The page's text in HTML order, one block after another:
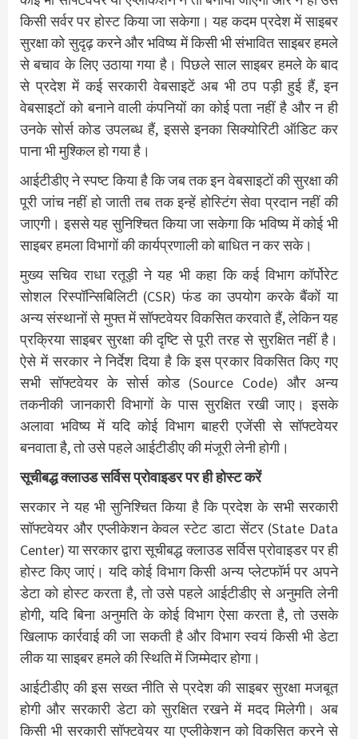
किसी सर्वर पर होस्ट किया जा सकेगा। यह कदम प्रदेश में साइबर
सुरक्षा को सुदृढ़ करने और भविष्य में किसी भी संभावित साइबर हमले
से बचाव के लिए उठाया गया है। पिछले साल साइबर हमले के बाद
से प्रदेश में कई सरकारी वेबसाइटें अब भी ठप पड़ी हुई हैं, इन
वेबसाइटों को बनाने वाली कंपनियों का कोई पता नहीं है और न ही
उनके सोर्स कोड उपलब्ध हैं, इससे इनका सिक्योरिटी ऑडिट कर
पाना भी मुश्किल हो गया है।
आईटीडीए ने स्पष्ट किया है कि जब तक इन वेबसाइटों की सुरक्षा की
पूरी जांच नहीं हो जाती तब तक इन्हें होस्टिंग सेवा प्रदान नहीं की
जाएगी। इससे यह सुनिश्चित किया जा सकेगा कि भविष्य में कोई भी
साइबर हमला विभागों की कार्यप्रणाली को बाधित न कर सके।
मुख्य सचिव राधा रतूड़ी ने यह भी कहा कि कई विभाग कॉर्पोरेट
सोशल रिस्पॉन्सिबिलिटी (CSR) फंड का उपयोग करके बैंकों या
अन्य संस्थानों से मुफ्त में सॉफ्टवेयर विकसित करवाते हैं, लेकिन यह
प्रक्रिया साइबर सुरक्षा की दृष्टि से पूरी तरह से सुरक्षित नहीं है।
ऐसे में सरकार ने निर्देश दिया है कि इस प्रकार विकसित किए गए
सभी सॉफ्टवेयर के सोर्स कोड (Source Code) और अन्य
तकनीकी जानकारी विभागों के पास सुरक्षित रखी जाए। इसके
अलावा भविष्य में यदि कोई विभाग बाहरी एजेंसी से सॉफ्टवेयर
बनवाता है, तो उसे पहले आईटीडीए की मंजूरी लेनी होगी।
सूचीबद्ध क्लाउड सर्विस प्रोवाइडर पर ही होस्ट करें
सरकार ने यह भी सुनिश्चित किया है कि प्रदेश के सभी सरकारी
सॉफ्टवेयर और एप्लीकेशन केवल स्टेट डाटा सेंटर (State Data
Center) या सरकार द्वारा सूचीबद्ध क्लाउड सर्विस प्रोवाइडर पर ही
होस्ट किए जाएं। यदि कोई विभाग किसी अन्य प्लेटफॉर्म पर अपने
डेटा को होस्ट करता है, तो उसे पहले आईटीडीए से अनुमति लेनी
होगी, यदि बिना अनुमति के कोई विभाग ऐसा करता है, तो उसके
खिलाफ कार्रवाई की जा सकती है और विभाग स्वयं किसी भी डेटा
लीक या साइबर हमले की स्थिति में जिम्मेदार होगा।
आईटीडीए की इस सख्त नीति से प्रदेश की साइबर सुरक्षा मजबूत
होगी और सरकारी डेटा को सुरक्षित रखने में मदद मिलेगी। अब
किसी भी सरकारी सॉफ्टवेयर या एप्लीकेशन को विकसित करने से